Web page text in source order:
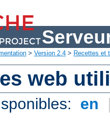
> Version 2.4 > Recettes et
web
en